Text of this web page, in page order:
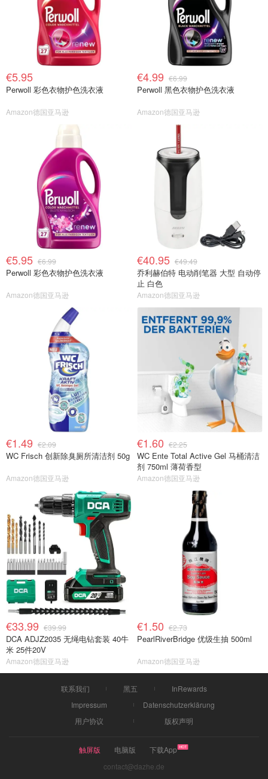
€5.95
Perwoll 彩色衣物护色洗衣液
Amazon德国亚马逊
€4.99 €6.99
Perwoll 黑色衣物护色洗衣液
Amazon德国亚马逊
€5.95 €6.99
Perwoll 彩色衣物护色洗衣液
Amazon德国亚马逊
€40.95 €49.49
乔利赫伯特 电动削笔器 大型 自动停
止 白色
Amazon德国亚马逊
€1.49 €2.09
WC Frisch 创新除臭厕所清洁剂 50g
Amazon德国亚马逊
€1.60 €2.25
WC Ente Total Active Gel 马桶清洁
剂 750ml 薄荷香型
Amazon德国亚马逊
€33.99 €39.99
DCA ADJZ2035 无绳电钻套装 40牛
米 25件20V
Amazon德国亚马逊
€1.50 €2.73
PearlRiverBridge 优级生抽 500ml
Amazon德国亚马逊
联系我们 黑五
InRewards
Impressum
Datenschutzerklärung
用户协议
版权声明
触屏版 电脑版
下载App
contact@dazhe.de